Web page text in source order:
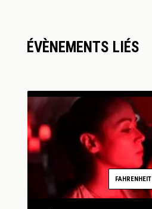
ÉVÈNEMENTS LIÉS
FAHRENHEIT